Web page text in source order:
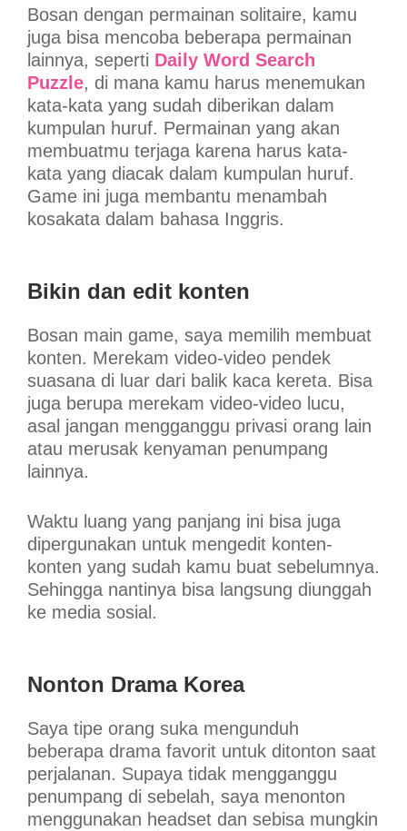
Bosan dengan permainan solitaire, kamu
juga bisa mencoba beberapa permainan
lainnya, seperti Daily Word Search
Puzzle, di mana kamu harus menemukan
kata-kata yang sudah diberikan dalam
kumpulan huruf. Permainan yang akan
membuatmu terjaga karena harus kata-
kata yang diacak dalam kumpulan huruf.
Game ini juga membantu menambah
kosakata dalam bahasa Inggris.
Bikin dan edit konten
Bosan main game, saya memilih membuat
konten. Merekam video-video pendek
suasana di luar dari balik kaca kereta. Bisa
juga berupa merekam video-video lucu,
asal jangan mengganggu privasi orang lain
atau merusak kenyaman penumpang
lainnya.
Waktu luang yang panjang ini bisa juga
dipergunakan untuk mengedit konten-
konten yang sudah kamu buat sebelumnya.
Sehingga nantinya bisa langsung diunggah
ke media sosial.
Nonton Drama Korea
Saya tipe orang suka mengunduh
beberapa drama favorit untuk ditonton saat
perjalanan. Supaya tidak mengganggu
penumpang di sebelah, saya menonton
menggunakan headset dan sebisa mungkin